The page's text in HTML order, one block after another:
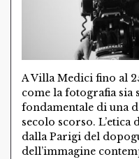
A Villa Medici fino al
come la fotografia sia
fondamentale di una
secolo scorso. L’etica
dalla Parigi del
dell’immagine